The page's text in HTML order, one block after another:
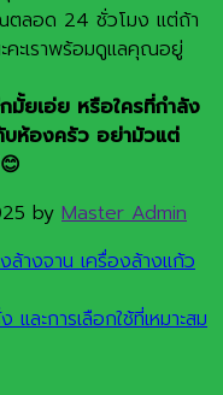
ตลอด 24 ชั่วโมง แต่ถ้า
คะเราพร้อมดูแลคุณอยู่
มั้ยเอ่ย หรือใครที่กำลัง
บห้องครัว อย่ามัวแต่
by Master Admin
ล้างจาน เครื่องล้างแก้ว
ละการเลือกใช้ที่เหมาะสม